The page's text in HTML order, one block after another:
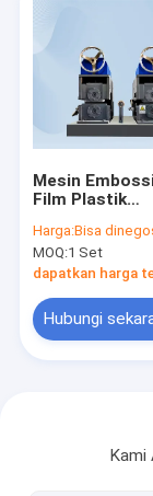
Mesin
Film Plastik
18kW
1200mm Lebar
Harga:Bisa
MOQ:1 Set
dapatkan harga
Hubungi